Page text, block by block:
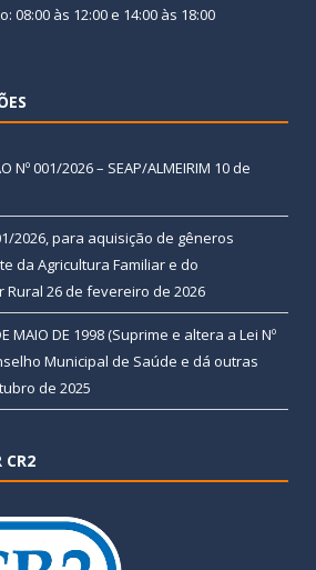
às 12:00 e 14:00 às 18:00
Nº 001/2026 – SEAP/ALMEIRIM 10 de
2026, para aquisição de gêneros
da Agricultura Familiar e do
Rural 26 de fevereiro de 2026
MAIO DE 1998 (Suprime e altera a Lei Nº
Municipal de Saúde e dá outras
de 2025
CR2